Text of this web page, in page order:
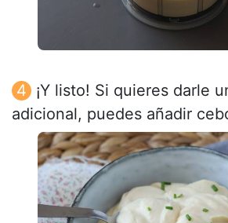
¡Y listo! Si quieres darle
adicional, puedes añadir